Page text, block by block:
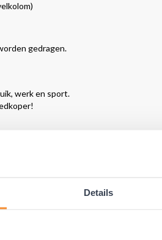
Details
gedragen.
werk en sport.
en 6 extra verstevigingsbanden voor
verluchtings- en ademende